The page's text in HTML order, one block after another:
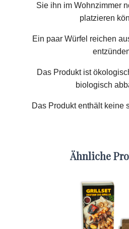
Sie ihn im Wohnzimmer
platzieren
Ein paar Würfel reichen
Das Produkt ist
biologisch
Das Produkt enthält keine
Ähnliche